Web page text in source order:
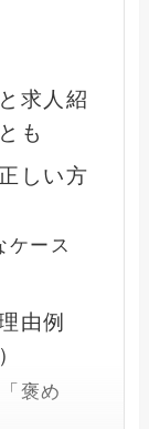
求人紹
も
しい方
ケース
由例
褒め